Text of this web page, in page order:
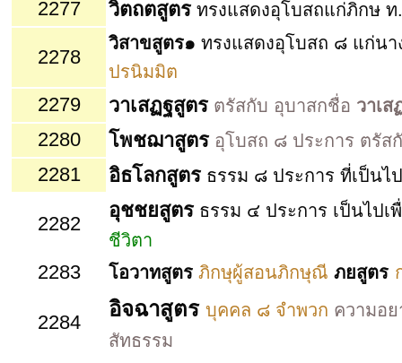
2277 วิตถตสูตร ทรงแสดงอุโบสถแก่ภิกษ
2278
วิสาขสูตร๑ ทรงแสดงอุโบสถ ๘ แก่น
ปรนิมมิต
2279 วาเสฏฐสูตร ตรัสกับ อุบาสกชื่อ วาเส
2280 โพชฌาสูตร อุโบสถ ๘ ประการ ตรั
2281 อิธโลกสูตร ธรรม ๘ ประการ ที่เป็น
2282
อุชชยสูตร ธรรม ๔ ประการ เป็นไป
ชีวิตา
2283 โอวาทสูตร ภิกษุผู้สอนภิกษุณี ภยสูตร
2284
อิจฉาสูตร บุคคล ๘ จำพวก ความอ
สัทธรรม